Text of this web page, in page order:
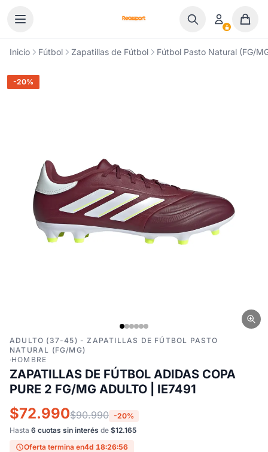
Inicio Fútbol Zapatillas de Fútbol Fútbol Pasto Natural (FG/
-20%
ADULTO (37-45) - ZAPATILLAS DE FÚTBOL PASTO
NATURAL (FG/MG)
·HOMBRE
ZAPATILLAS DE FÚTBOL ADIDAS COPA
PURE 2 FG/MG ADULTO | IE7491
$72.990$90.990 -20%
Hasta 6 cuotas sin interés de $12.165
Oferta termina en4d 18:26:55